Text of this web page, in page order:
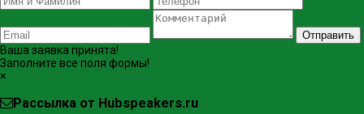
Отправить
Ваша заявка принята!
Заполните все поля формы!
×
Рассылка от Hubspeakers.ru